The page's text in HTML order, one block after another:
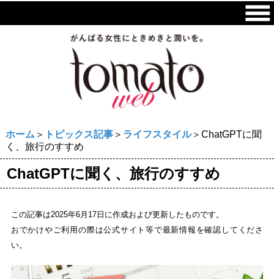
ホーム ＞ トピックス記事＞ ライフスタイル＞ChatGPTに聞
く、旅行のすすめ
ChatGPTに聞く、旅行のすすめ
この記事は2025年6月17日に作成および更新したものです。
おでかけやご利用の際は公式サイト等で最新情報を確認してくださ
い。